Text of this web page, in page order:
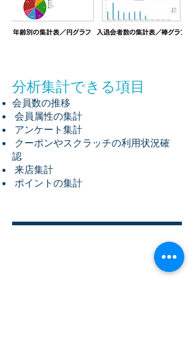
分析集計できる項目
会員数の推移
会員属性の集計
アンケート集計
クーポンやスクラッチの利用状況確
認
来店集計
ポイントの集計